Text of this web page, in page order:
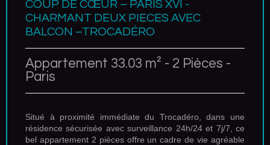
COUP DE CŒUR – PARIS XVI -
CHARMANT DEUX PIECES AVEC
BALCON –TROCADÉRO
Appartement 33.03 m² - 2 Pièces -
Paris
Situé à proximité immédiate du Trocadéro, dans une
résidence sécurisée avec surveillance 24h/24 et 7j/7, ce
bel appartement 2 pièces offre un cadre de vie agréable